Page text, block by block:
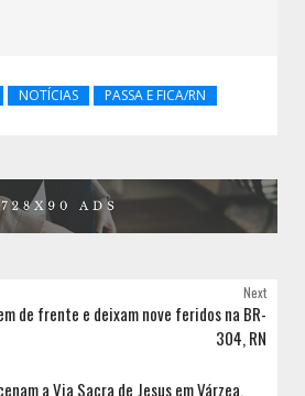
NOTÍCIAS PASSA E FICA/RN
Next
de frente e deixam nove feridos na BR-
304, RN
a Via Sacra de Jesus em Várzea,